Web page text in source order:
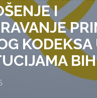
I
KODEKSA